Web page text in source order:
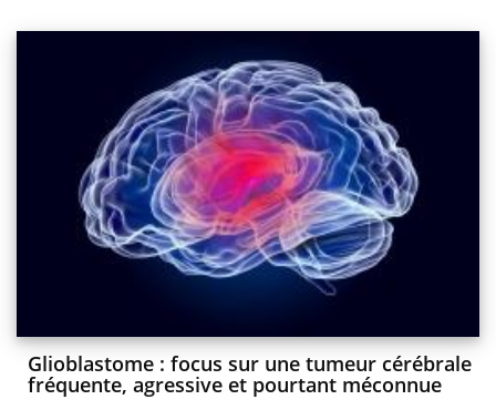
Glioblastome : focus sur une tumeur cérébrale
fréquente, agressive et pourtant méconnue